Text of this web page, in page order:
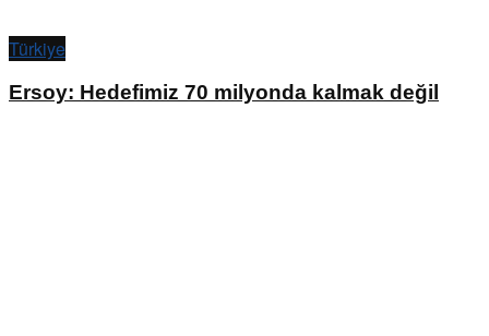
Türkiye
Ersoy: Hedefimiz 70 milyonda kalmak değil